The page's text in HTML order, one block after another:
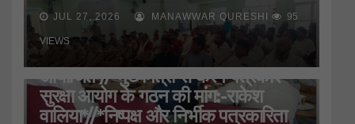
JUL 27, 2026 MANAWWAR QURESHI 95
VIEWS
HARIDWAR STATE UTTARAKHAND
जिला प्रेस क्लब की बैठक
आयोजित*//*मुख्यमंत्री से करेंगे पत्रकार
सुरक्षा आयोग के गठन की मांग:-राकेश
वालिया*//*निष्पक्ष और निर्भीक पत्रकारिता